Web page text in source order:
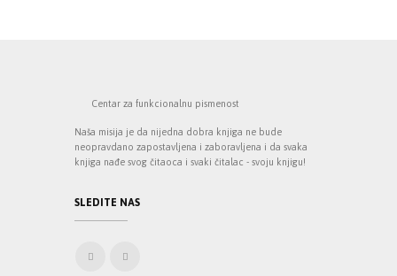
Centar za funkcionalnu pismenost
Naša misija je da nijedna dobra knjiga ne bude
neopravdano zapostavljena i zaboravljena i da svaka
knjiga nađe svog čitaoca i svaki čitalac - svoju knjigu!
SLEDITE NAS